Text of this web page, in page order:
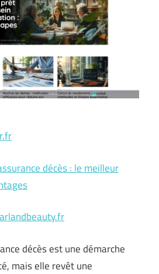
décès : le meilleur
décès est une démarche
mais elle revêt une